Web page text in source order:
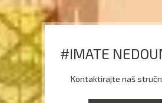
#IMATE
Kontaktirajte naš